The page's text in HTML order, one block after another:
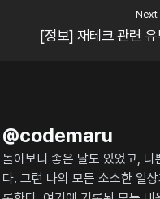
Next
[정보] 재테크 관련 유
@codemaru
돌아보니 좋은 날도 있었고, 나
다. 그런 나의 모든 소소한 일상